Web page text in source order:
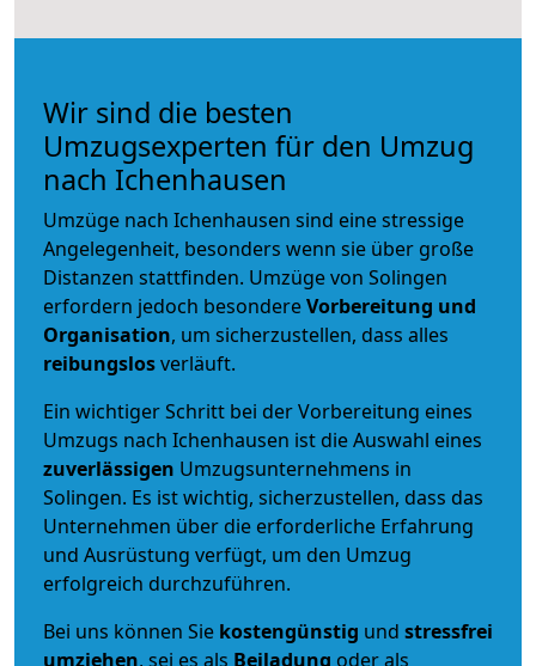
Wir sind die besten
Umzugsexperten für den Umzug
nach Ichenhausen
Umzüge nach Ichenhausen sind eine stressige
Angelegenheit, besonders wenn sie über große
Distanzen stattfinden. Umzüge von Solingen
erfordern jedoch besondereVorbereitung und
Organisation, um sicherzustellen, dass alles
reibungslosverläuft.
Ein wichtiger Schritt bei der Vorbereitung eines
Umzugs nach Ichenhausen ist die Auswahl eines
zuverlässigen Umzugsunternehmens in
Solingen. Es ist wichtig, sicherzustellen, dass das
Unternehmen über die erforderliche Erfahrung
und Ausrüstung verfügt, um den Umzug
erfolgreich durchzuführen.
Bei uns können Sie kostengünstig und stressfrei
umziehen, sei es als Beiladung oder als